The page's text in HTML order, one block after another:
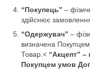
“Покупець” –
здійснює
“Одержувач” –
визначена
Товар.< “Акцепт” –
Покупцем умов